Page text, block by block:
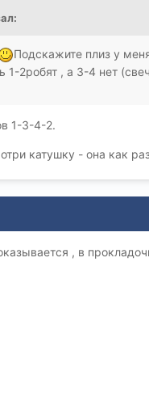
Подскажите плиз у
1-2робят , а 3-4 нет
1-3-4-2.
катушку - она как
, в